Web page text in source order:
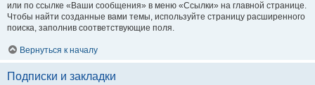
или по ссылке «Ваши сообщения» в меню «Ссылки» на главной странице.
Чтобы найти созданные вами темы, используйте страницу расширенного
поиска, заполнив соответствующие поля.
Вернуться к началу
Подписки и закладки